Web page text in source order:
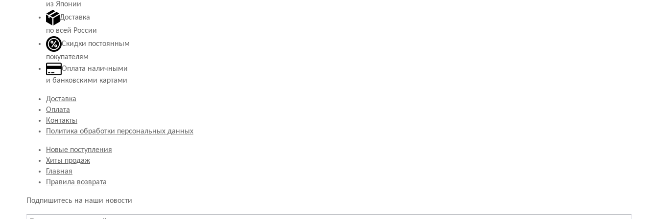
из Японии
Доставка
по всей России
Скидки постоянным
покупателям
Оплата наличными
и банковскими картами
Доставка
Оплата
Контакты
Политика обработки персональных данных
Новые поступления
Хиты продаж
Главная
Правила возврата
Подпишитесь на наши новости